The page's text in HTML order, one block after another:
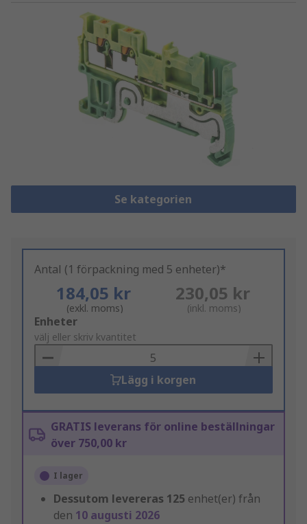
Se kategorien
Antal (1 förpackning med 5 enheter)*
184,05 kr
(exkl. moms)
230,05 kr
(inkl. moms)
Add
to
Basket
Enheter
välj eller skriv kvantitet
Lägg i korgen
GRATIS leverans för online beställningar
över 750,00 kr
I lager
Dessutom levereras 125 enhet(er) från
den 10 augusti 2026